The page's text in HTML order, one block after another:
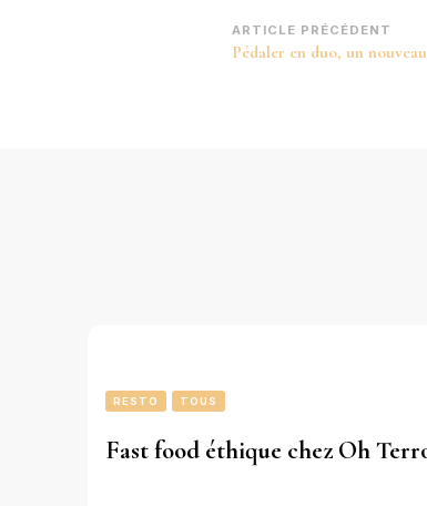
Navigation
d’article
ARTICLE PRÉCÉDENT
Pédaler en duo, un
RESTO TOUS
Fast food éthique chez Oh